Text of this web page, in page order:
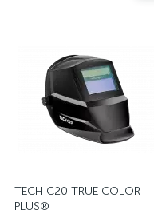
TECH С20 TRUE COLOR
PLUS®